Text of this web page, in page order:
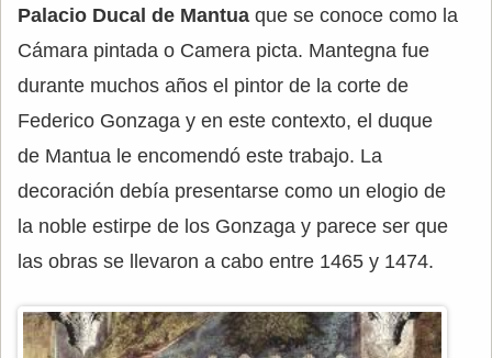
Palacio Ducal de Mantua que se conoce como la
Cámara pintada o Camera picta. Mantegna fue
durante muchos años el pintor de la corte de
Federico Gonzaga y en este contexto, el duque
de Mantua le encomendó este trabajo. La
decoración debía presentarse como un elogio de
la noble estirpe de los Gonzaga y parece ser que
las obras se llevaron a cabo entre 1465 y 1474.